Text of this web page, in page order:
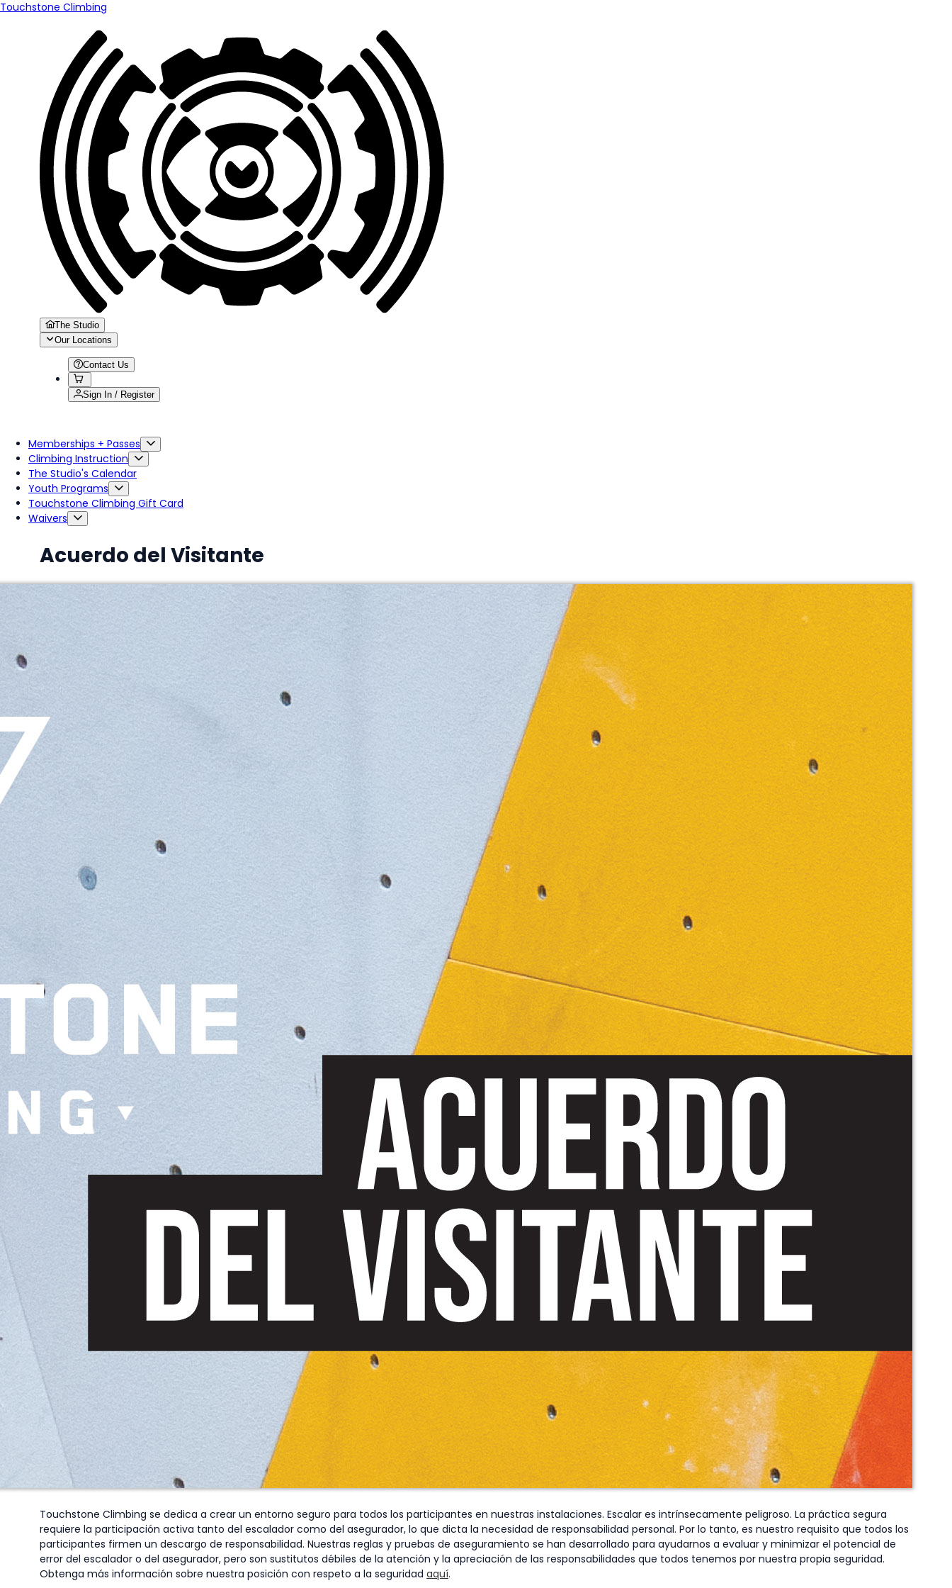
Touchstone Climbing
The Studio
Our Locations
Contact Us
Sign In / Register
Memberships + Passes
Climbing Instruction
The Studio's Calendar
Youth Programs
Touchstone Climbing Gift Card
Waivers
Acuerdo del Visitante
Touchstone Climbing se dedica a crear un entorno seguro para todos los participantes en nuestras instalaciones. Escalar es intrínsecamente peligroso. La práctica segura
requiere la participación activa tanto del escalador como del asegurador, lo que dicta la necesidad de responsabilidad personal. Por lo tanto, es nuestro requisito que todos los
participantes firmen un descargo de responsabilidad. Nuestras reglas y pruebas de aseguramiento se han desarrollado para ayudarnos a evaluar y minimizar el potencial de
error del escalador o del asegurador, pero son sustitutos débiles de la atención y la apreciación de las responsabilidades que todos tenemos por nuestra propia seguridad.
Obtenga más información sobre nuestra posición con respeto a la seguridad aquí.